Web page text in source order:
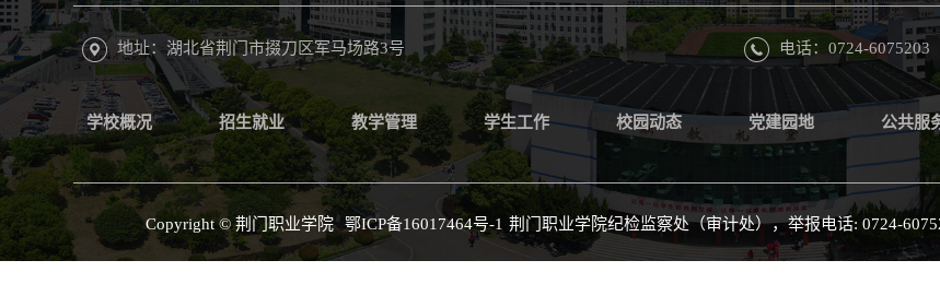
地址：湖北省荆门市掇刀区军马场路3号 电话：0724-6075203
学校概况 招生就业 教学管理 学生工作 校园动态 党建园地 公共服
Copyright © 荆门职业学院 鄂ICP备16017464号-1 荆门职业学院纪检监察处（审计处），举报电话: 0724-